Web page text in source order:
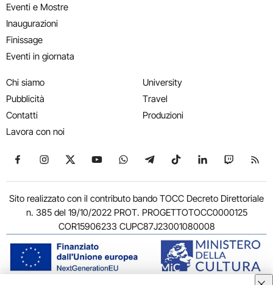
Eventi e Mostre
Inaugurazioni
Finissage
Eventi in giornata
Chi siamo
Pubblicità
Contatti
Lavora con noi
University
Travel
Produzioni
Seguici su Facebook
Seguici su Instagram
Seguici su X
Seguici su YouTube
Seguici su WhatsApp
Seguici su Telegram
Seguici su TikTok
Seguici su
Seguici
Sito realizzato con il contributo bando TOCC Decreto Direttoriale
n. 385 del 19/10/2022 PROT. PROGETTOTOCC0000125
COR15906233 CUPC87J23001080008